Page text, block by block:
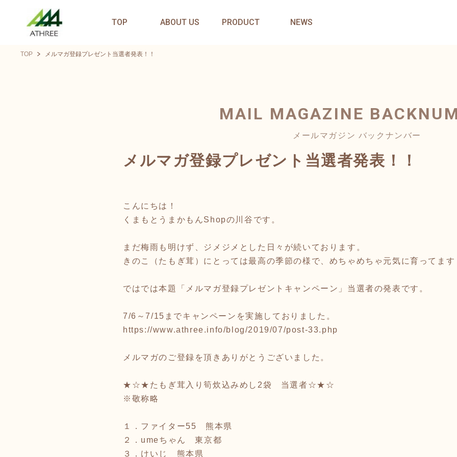
TOP ABOUT US PRODUCT NEWS
TOP メルマガ登録プレゼント当選者発表！！
MAIL MAGAZINE
メールマガジン バックナンバー
メルマガ登録プレゼント当選者発表！！
こんにちは！
くまもとうまかもんShopの川谷です。
まだ梅雨も明けず、ジメジメとした日々が続いております。
きのこ（たもぎ茸）にとっては最高の季節の様で、めちゃめちゃ元気に育ってます
ではでは本題「メルマガ登録プレゼントキャンペーン」当選者の発表です。
7/6～7/15までキャンペーンを実施しておりました。
https://www.athree.info/blog/2019/07/post-33.php
メルマガのご登録を頂きありがとうございました。
★☆★たもぎ茸入り筍炊込みめし2袋 当選者☆★☆
※敬称略
１．ファイター55 熊本県
２．umeちゃん 東京都
３．けいじ 熊本県